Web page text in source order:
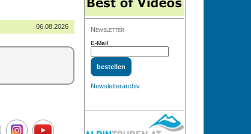
06.08.2026 Newsletter
E-Mail
Newsletterarchiv